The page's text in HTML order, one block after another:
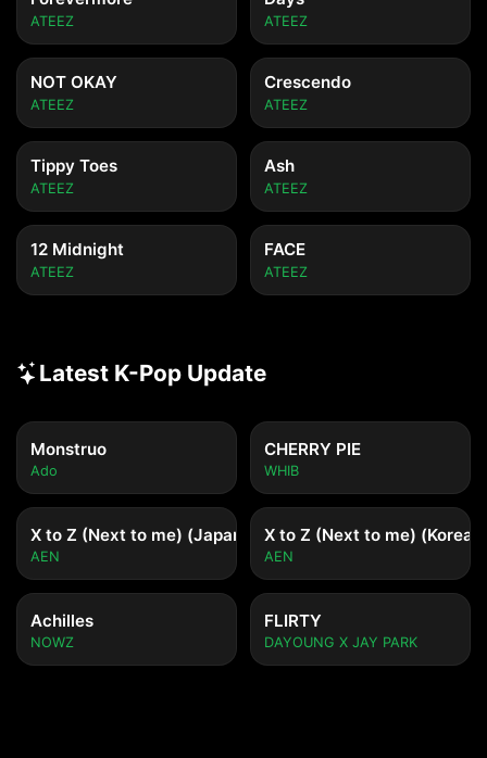
ATEEZ ATEEZ
NOT OKAY
ATEEZ
Crescendo
ATEEZ
Tippy Toes
ATEEZ
Ash
ATEEZ
12 Midnight
ATEEZ
FACE
ATEEZ
Latest K-Pop Update
Monstruo
Ado
CHERRY PIE
WHIB
X to Z (Next to me) (Japanese ver.)
AEN
X to Z (Next to me) (Korean
AEN
Achilles
NOWZ
FLIRTY
DAYOUNG X JAY PARK